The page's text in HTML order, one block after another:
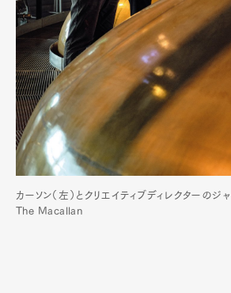
カーソン（左）とクリエイティブディレクターのジ
The Macallan